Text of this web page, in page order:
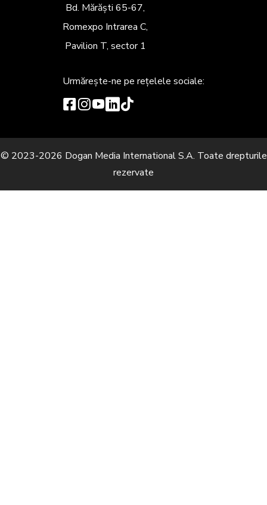
Bd. Mărăști 65-67,
Romexpo Intrarea C,
Pavilion T, sector 1
Urmărește-ne pe rețelele sociale:
© 2023-2026 Dogan Media International S.A. Toate drepturile
rezervate